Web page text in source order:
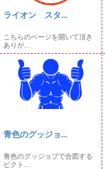
ライオン スタ...
こちらのページを開いて頂き
ありが...
青色のグッジョ...
青色のグッジョブで合図する
ピクト...